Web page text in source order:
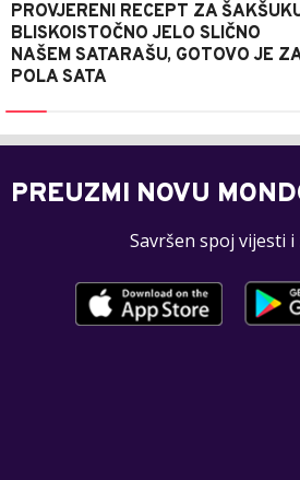
PROVJERENI RECEPT ZA
BLISKOISTOČNO JELO SLIČNO
NAŠEM SATARAŠU, GOTOVO JE
POLA SATA
PREUZMI NOVU
Savršen spoj vijesti i